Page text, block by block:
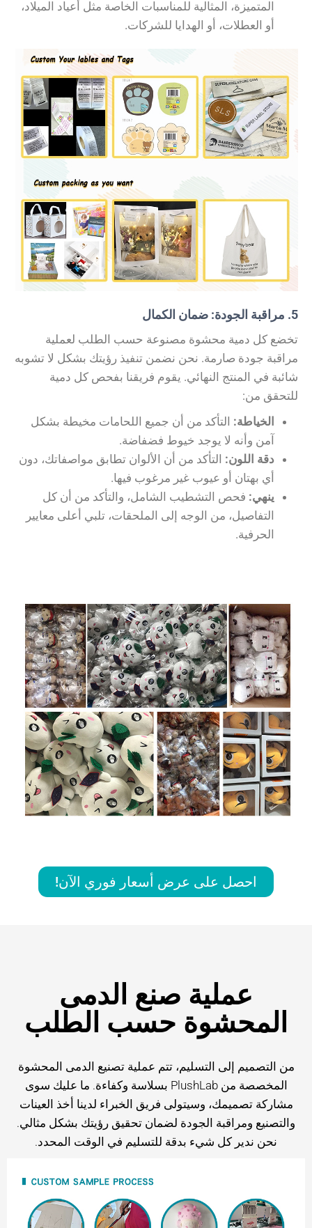
المتميزة، المثالية للمناسبات الخاصة مثل أعياد الميلاد،
أو العطلات، أو الهدايا للشركات.
5. مراقبة الجودة: ضمان الكمال
تخضع كل دمية محشوة مصنوعة حسب الطلب لعملية
مراقبة جودة صارمة. نحن نضمن تنفيذ رؤيتك بشكل لا تشوبه
شائبة في المنتج النهائي. يقوم فريقنا بفحص كل دمية
للتحقق من:
الخياطة: التأكد من أن جميع اللحامات مخيطة بشكل
آمن وأنه لا يوجد خيوط فضفاضة.
دقة اللون: التأكد من أن الألوان تطابق مواصفاتك، دون
أي بهتان أو عيوب غير مرغوب فيها.
ينهي: فحص التشطيب الشامل، والتأكد من أن كل
التفاصيل، من الوجه إلى الملحقات، تلبي أعلى معايير
الحرفية.
احصل على عرض أسعار فوري الآن!
عملية صنع الدمى
المحشوة حسب الطلب
من التصميم إلى التسليم، تتم عملية تصنيع الدمى المحشوة
المخصصة من PlushLab بسلاسة وكفاءة. ما عليك سوى
مشاركة تصميمك، وسيتولى فريق الخبراء لدينا أخذ العينات
والتصنيع ومراقبة الجودة لضمان تحقيق رؤيتك بشكل مثالي.
نحن ندير كل شيء بدقة للتسليم في الوقت المحدد.